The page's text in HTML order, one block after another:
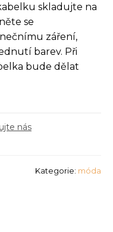
skladujte na
se
záření,
barev. Při
bude dělat
nás
Kategorie: móda